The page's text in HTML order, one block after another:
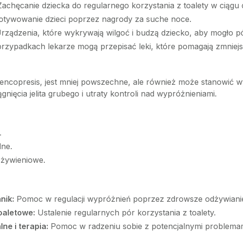
dziecka do regularnego korzystania z toalety w ciągu
dzieci poprzez nagrody za suche noce.
które wykrywają wilgoć i budzą dziecko, aby mogło
lekarze mogą przepisać leki, które pomagają
jest mniej powszechne, ale również może stanowić
jelita grubego i utraty kontroli nad wypróżnieniami.
Pomoc w regulacji wypróżnień poprzez zdrowsze
Ustalenie regularnych pór korzystania z toalety.
i terapia: Pomoc w radzeniu sobie z potencjalnymi